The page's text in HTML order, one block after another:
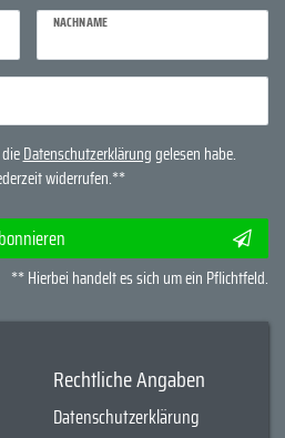
NACHNAME
dieDaten­schutz­erklärunggelesen habe.
widerrufen.**
** Hierbei handelt es sich um ein Pflichtfeld.
Rechtliche Angaben
Datenschutzerklärung